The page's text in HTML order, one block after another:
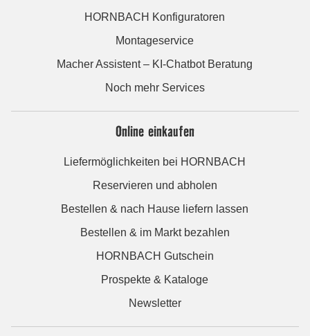
HORNBACH Konfiguratoren
Montageservice
Macher Assistent – KI-Chatbot Beratung
Noch mehr Services
Online einkaufen
Liefermöglichkeiten bei HORNBACH
Reservieren und abholen
Bestellen & nach Hause liefern lassen
Bestellen & im Markt bezahlen
HORNBACH Gutschein
Prospekte & Kataloge
Newsletter